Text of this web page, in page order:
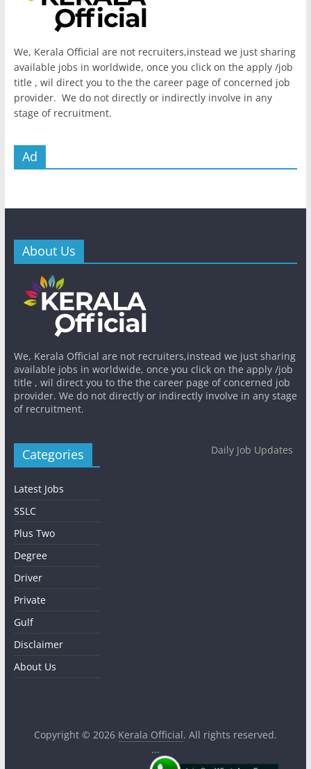
We, Kerala Official are not recruiters,instead we just sharing
available jobs in worldwide, once you click on the apply /job
title , wil direct you to the the career page of concerned job
provider. We do not directly or indirectly involve in any
stage of recruitment.
Ad
About Us
We, Kerala Official are not recruiters,instead we just sharing
available jobs in worldwide, once you click on the apply /job
title , wil direct you to the the career page of concerned job
provider. We do not directly or indirectly involve in any stage
of recruitment.
Categories
Latest Jobs
SSLC
Plus Two
Degree
Driver
Private
Gulf
Disclaimer
About Us
Daily Job Updates
Copyright © 2026 Kerala Official. All rights reserved.
...